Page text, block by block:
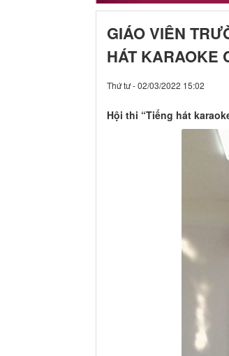
GIÁO VIÊN
HÁT KARAOKE
Thứ tư - 02/03/2022 15:02
Hội thi “Tiếng hát